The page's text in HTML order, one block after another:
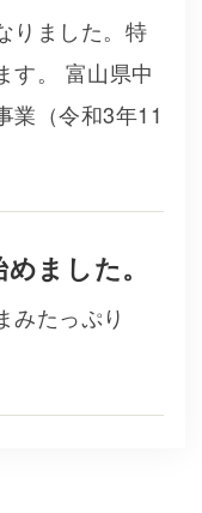
りました。特
す。 富山県中
業（令和3年11
ました。
みたっぷり